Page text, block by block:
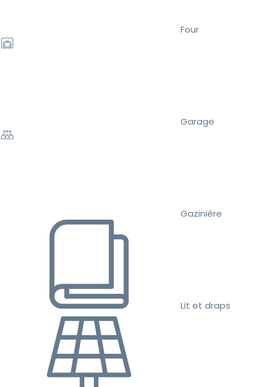
Four
Garage
Gazinière
Lit et draps